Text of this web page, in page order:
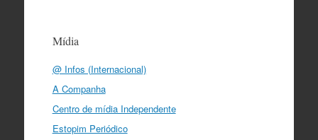
Mídia
@ Infos (Internacional)
A Companha
Centro de mídia Independente
Estopim Periódico